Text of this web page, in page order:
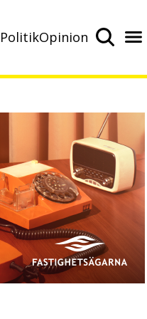
PolitikOpinion